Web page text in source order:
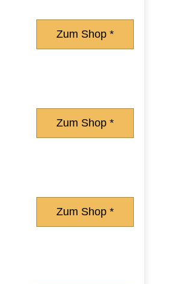
Zum Shop *
Zum Shop *
Zum Shop *